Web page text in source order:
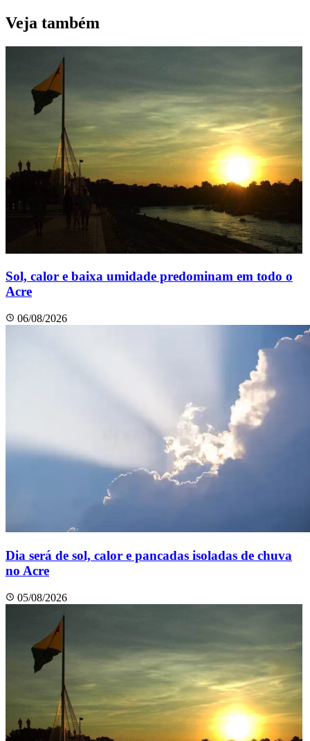
Veja também
Sol, calor e baixa umidade predominam em todo o
Acre
06/08/2026
Dia será de sol, calor e pancadas isoladas de chuva
no Acre
05/08/2026